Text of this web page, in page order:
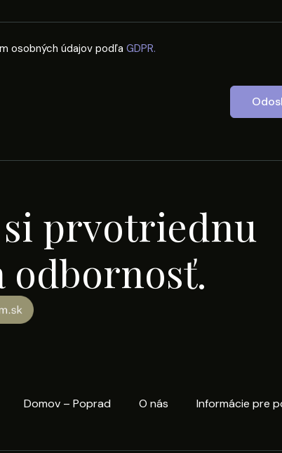
osobných údajov podľa GDPR.
prvotriednu
odbornosť.
Domov – Poprad O nás Informácie pre